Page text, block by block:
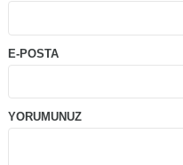
E-POSTA
YORUMUNUZ